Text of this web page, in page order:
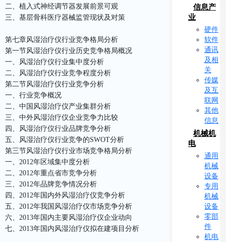
二、植入式神经调节器发展前景可观
三、基层骨科医疗器械监管现状及对策
第七章风湿治疗仪行业竞争格局分析
第一节风湿治疗仪行业历史竞争格局概况
一、风湿治疗仪行业集中度分析
二、风湿治疗仪行业竞争程度分析
第二节风湿治疗仪行业竞争分析
一、行业竞争概况
二、中国风湿治疗仪产业集群分析
三、中外风湿治疗仪企业竞争力比较
四、风湿治疗仪行业品牌竞争分析
五、风湿治疗仪行业竞争的SWOT分析
第三节风湿治疗仪行业市场竞争格局分析
一、2012年区域集中度分析
二、2012年重点省市竞争分析
三、2012年品牌竞争情况分析
四、2012年国内外风湿治疗仪竞争分析
五、2012年我国风湿治疗仪市场竞争分析
六、2013年国内主要风湿治疗仪企业动向
七、2013年国内风湿治疗仪拟在建项目分析
信息产
业
硬件
软件
通讯
及相
关
传媒
及互
联网
其他
信息
机械机
电
通用
机械
设备
专用
机械
设备
零部
件
机电